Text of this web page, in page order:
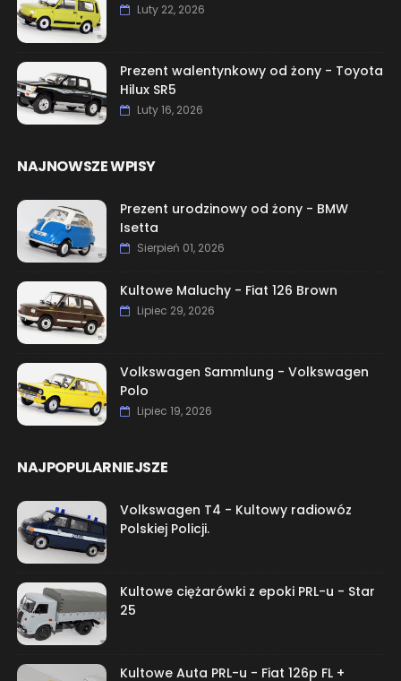
Luty 22, 2026
Prezent walentynkowy od żony - Toyota
Hilux SR5
Luty 16, 2026
NAJNOWSZE WPISY
Prezent urodzinowy od żony - BMW
Isetta
Sierpień 01, 2026
Kultowe Maluchy - Fiat 126 Brown
Lipiec 29, 2026
Volkswagen Sammlung - Volkswagen
Polo
Lipiec 19, 2026
NAJPOPULARNIEJSZE
Volkswagen T4 - Kultowy radiowóz
Polskiej Policji.
Kultowe ciężarówki z epoki PRL-u - Star
25
Kultowe Auta PRL-u - Fiat 126p FL +